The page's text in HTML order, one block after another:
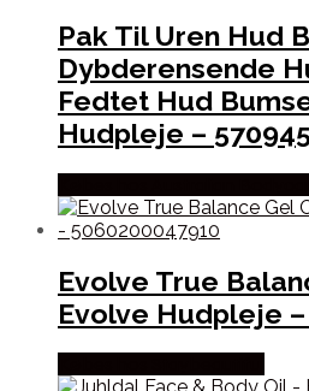
Pak Til Uren Hud
Dybderensende
Fedtet Hud
Hudpleje –
Evolve True
Evolve Hudpleje